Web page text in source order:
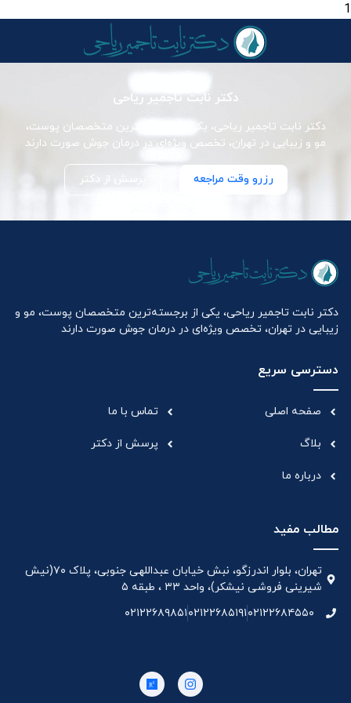
1
دکتر نابت تاجمیر ریاحی
دکتر نابت تاجمیر ریاحی، یکی از برجسته‌ترین متخصصان پوست،
مو و زیبایی در تهران، تخصص ویژه‌ای در درمان جوش صورت دارند
رزرو وقت مراجعه پرسش از دکتر
دکتر نابت تاجمیر ریاحی، یکی از برجسته‌ترین متخصصان پوست، مو و
زیبایی در تهران، تخصص ویژه‌ای در درمان جوش صورت دارند
دسترسی سریع
صفحه اصلی
بلاگ
درباره ما
تماس با ما
پرسش از دکتر
مطالب مفید
تهران، بلوار اندرزگو، نبش خیابان عبداللهی جنوبی، پلاک ۷۰(نیش
شیرینی فروشی نیشکر)، واحد ۳۳ ، طبقه ۵
۰۲۱۲۲۶۸۴۵۵۰۰۲۱۲۲۶۸۵۱۹۱۰۲۱۲۲۶۸۹۸۵۱